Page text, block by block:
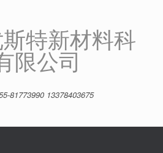
特新材料科
限公司
81773990 13378403675